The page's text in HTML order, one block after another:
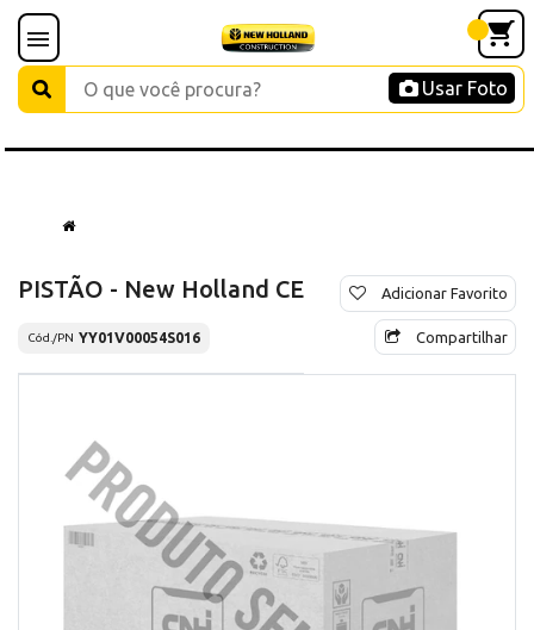
Usar Foto
PISTÃO - New Holland CE
Cód./PN YY01V00054S016
Adicionar Favorito
Compartilhar